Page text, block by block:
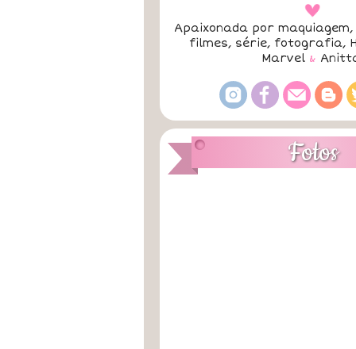
a
Apaixonada por maquiagem,
filmes, série, fotografia,
Marvel &
Fotos